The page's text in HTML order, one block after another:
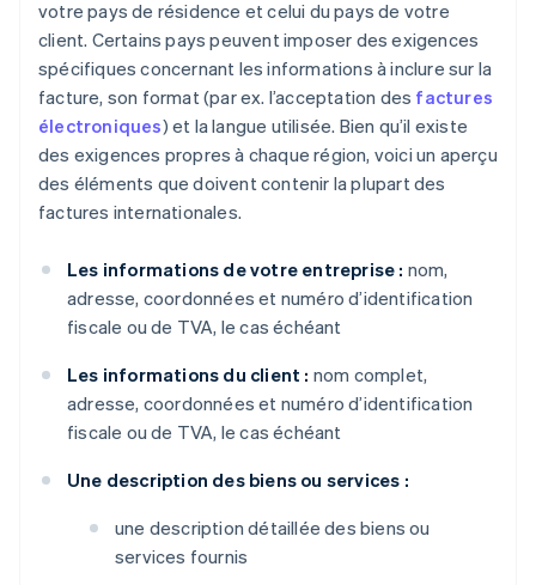
votre pays de résidence et celui du pays de votre
client. Certains pays peuvent imposer des exigences
spécifiques concernant les informations à inclure sur la
facture, son format (par ex. l’acceptation des factures
électroniques) et la langue utilisée. Bien qu’il existe
des exigences propres à chaque région, voici un aperçu
des éléments que doivent contenir la plupart des
factures internationales.
Les informations de votre entreprise : nom,
adresse, coordonnées et numéro d’identification
fiscale ou de TVA, le cas échéant
Les informations du client : nom complet,
adresse, coordonnées et numéro d’identification
fiscale ou de TVA, le cas échéant
Une description des biens ou services :
une description détaillée des biens ou
services fournis